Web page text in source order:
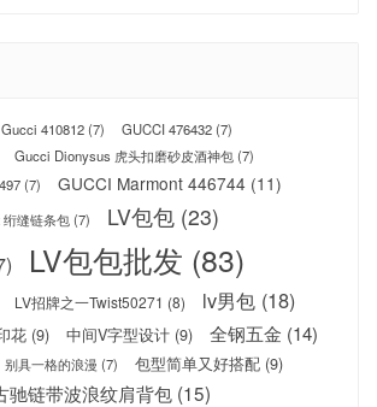
Gucci 410812(7) GUCCI 476432(7)
Gucci Dionysus 虎头扣磨砂皮酒神包(7)
(7) GUCCI Marmont 446744 (11)
缝链条包(7) LV包包 (23)
LV包包批发 (83)
LV招牌之一Twist50271 (8) lv男包 (18)
花 (9) 中间V字型设计 (9) 全钢五金 (14)
别具一格的浪漫 (7) 包型简单又好搭配 (9)
驰链带波浪纹肩背包 (15)